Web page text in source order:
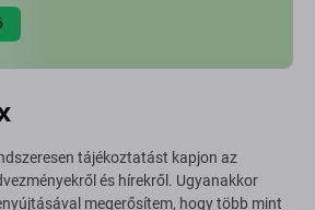
tájékoztatást kapjon az
és hírekről. Ugyanakkor
megerősítem, hogy több mint